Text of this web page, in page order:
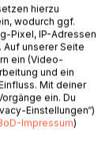
perfekt
muss ich
mir selbst?
als eine
hierzu
wodurch ggf.
Pixel, IP-Adressen
unserer Seite
ein (Video-
und ein
Mit deiner
ein. Du
Einstellungen“)
Impressum)